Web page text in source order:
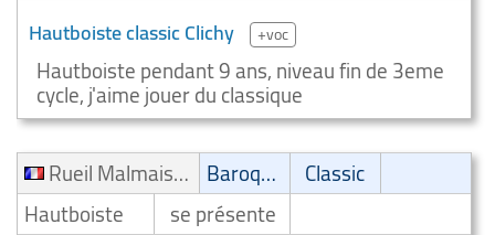
Hautboiste classic Clichy +voc
Hautboiste pendant 9 ans, niveau fin de 3eme
cycle, j'aime jouer du classique
Rueil Malmaison
Baroque
Classic
Hautboiste
se présente